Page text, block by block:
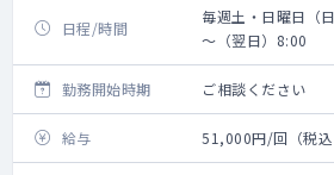
日程/時間
毎週土・日曜日（
～（翌日）8:00
勤務開始時期 ご相談ください
給与 51,000円/回（税込